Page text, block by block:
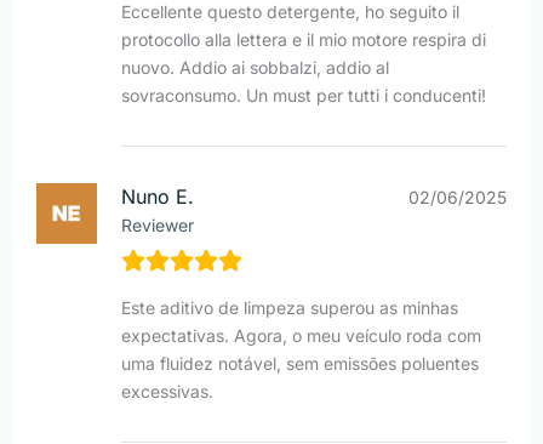
Eccellente questo detergente, ho seguito il
protocollo alla lettera e il mio motore respira di
nuovo. Addio ai sobbalzi, addio al
sovraconsumo. Un must per tutti i conducenti!
Nuno E.
Reviewer
02/06/2025
Este aditivo de limpeza superou as minhas
expectativas. Agora, o meu veículo roda com
uma fluidez notável, sem emissões poluentes
excessivas.